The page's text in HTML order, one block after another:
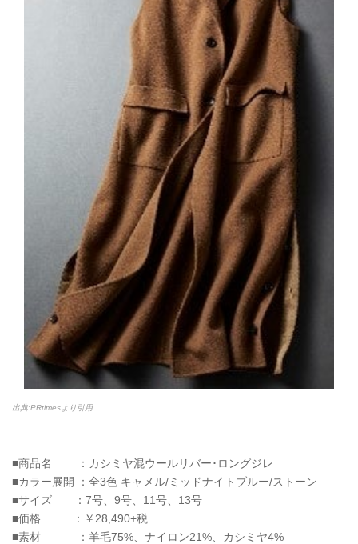
出典:PRtimesより引用
■商品名 ：カシミヤ混ウールリバー･ロングジレ
■カラー展開 ：全3色 キャメル/ミッドナイトブルー/ストーン
■サイズ ：7号、9号、11号、13号
■価格 ：￥28,490+税
■素材 ：羊毛75%、ナイロン21%、カシミヤ4%